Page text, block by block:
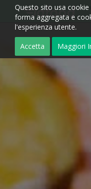
Questo sito usa cookie
forma aggregata e
l'esperienza utente.
Accetta Maggiori